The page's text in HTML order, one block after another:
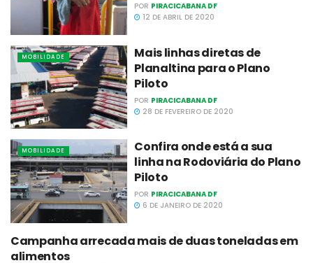
POR PIRACICABANA DF
12 DE ABRIL DE 2020
MOBILIDADE
Mais linhas diretas de
Planaltina para o Plano
Piloto
POR PIRACICABANA DF
28 DE FEVEREIRO DE 2020
MOBILIDADE
Confira onde está a sua
linha na Rodoviária do Plano
Piloto
POR PIRACICABANA DF
6 DE JANEIRO DE 2020
AÇÕES
Campanha arrecada mais de duas toneladas em
alimentos